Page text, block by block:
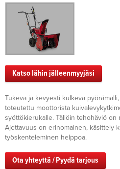
Katso lähin jälleenmyyjäsi
Tukeva ja kevyesti kulkeva
toteutettu moottorista
syöttökierukalle. Tällöin tehohäviö on
Ajettavuus on erinomainen, käsittely
työskenteleminen helppoa.
Ota yhteyttä / Pyydä tarjous